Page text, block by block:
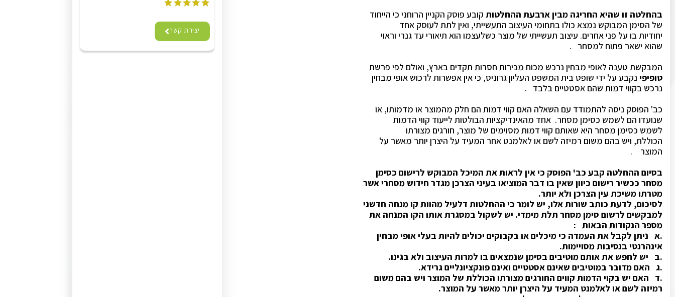
בהחלטה זו שהיא החריגה מבין ארבעת ההחלטות קובע פוסק הקניין הרוחני כי הייחוד
של הסימן המבוקש נמצא כולו בתחומי העיצוב התעשייתי, ואין לתת לעוסק אחד
יחודיות בו על פני אחרים. עיצוב תעשייתי של מוצר כשלעצמו הוא תיאורי עד גנרי וראוי
שהוא ישאר פתוח למסחר .
המבקשת טענה לאופי מבחין נרכש מכוח מכירות חסרות תקדים בארץ, ואולם לפי פרשת
טופיפי נקבע על ידי שופט בית המשפט העליון גרוניס, כי אין אפשרות לרכוש אופי מבחין
נרכש בקווי דמות שהם אסטטיים בלבד .
כב' הפוסק ניסה להתמודד עם השאלה האם קווי דמות הם חלק מהמוצר או מדמותו, או
שנועדו הם לשמש כסימן מסחר. אחד מהאינדיקציות הבולטות לייעוד קווי הדמות
לשמש כסימן מסחר היא שאותם קווי דמות מסוימים של מוצר, חורגים מצורתו
הכוללת, ויש בהם משום רמיזה לשם או לאלמנט אחר המעיד על היצרן יותר מאשר על
המוצר .
בסיום ההחלטה קבע כב' הפוסק כי אין לראות את המיכל המבוקש לרישום כסימן
מסחר ככשיר רישום כיוון שאין בו דבר המוציאו בעיני הצרכן מגדר חידוש מסחרי אשר
מטרתו משיכת עין הצרכן ולא יותר.
לסיכום, לדעת כותב שורות אלו, יש לומר כי ההחלטות דלעיל מהוות קו מנחה חדשני
למבקשים לרשום סימן מסחר תלת מימדי. יש לשקול במסגרת אותו הקו המנחה את
מספר הנקודות הבאות :
.א ניתן לקבל את העמדה כי מיכלים או בקבוקים יכולים להיות בעלי אופי מבחין
אינהרנטי בנסיבות מסויימות.
.ב יש לחפש את אותם מוטיבים בסימן שנמצאים בו למרות העיצוב ולא בגינו.
.ג האם מדובר במוטיבים שאינם אסטטיים ואינם פונקציונליים גרידא.
.ד האם יש בקוי הדמות קווים החורגים מצורתו הכוללת של המוצר ויש בהם משום
רמיזה לשם או לאלמנט המעיד על היצרן יותר מאשר על המוצר.
יצירת קשר